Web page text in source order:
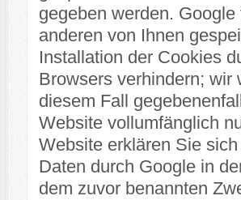
gegeben werden.
anderen von Ihnen
Installation der Cookies
Browsers verhindern;
diesem Fall
Website vollumfänglich
Website erklären Sie
Daten durch Google in
dem zuvor benannten